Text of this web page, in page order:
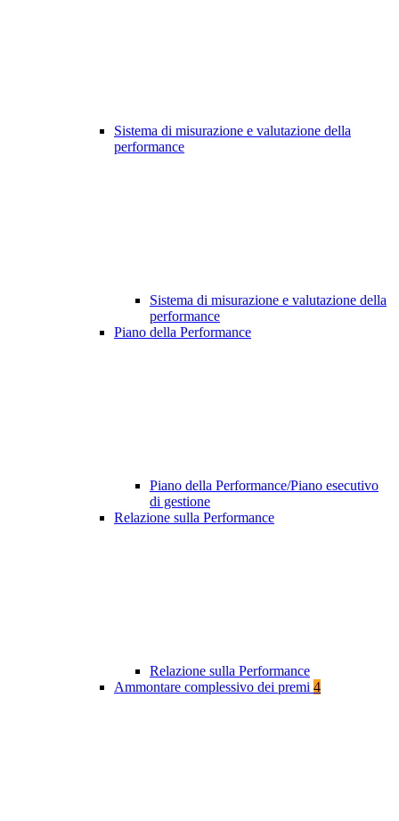
Sistema di misurazione e valutazione della
performance
Sistema di misurazione e valutazione della
performance
Piano della Performance
Piano della Performance/Piano esecutivo
di gestione
Relazione sulla Performance
Relazione sulla Performance
Ammontare complessivo dei premi 4